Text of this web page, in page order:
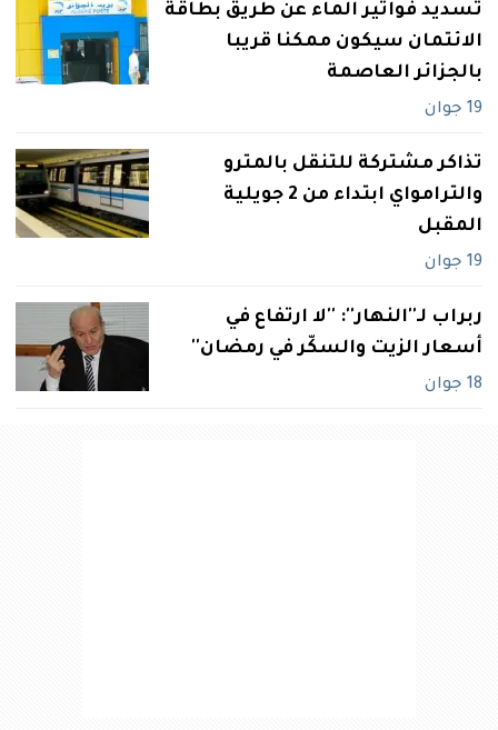
تسديد فواتير الماء عن طريق بطاقة
الائتمان سيكون ممكنا قريبا
بالجزائر العاصمة
19 جوان
تذاكر مشتركة للتنقل بالمترو
والترامواي ابتداء من 2 جويلية
المقبل
19 جوان
ربراب لـ‮''‬النهار‮'': ''‬لا ارتفاع في‮
‬أسعار الزيت والسكّر في‮ ‬رمضان‮''‬
18 جوان